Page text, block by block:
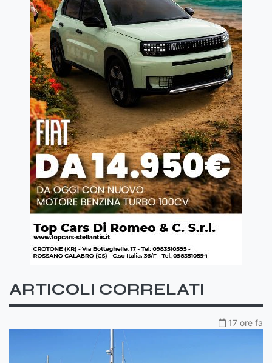
ARTICOLI CORRELATI
17 ore fa